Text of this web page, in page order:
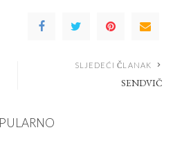
SLJEDEĆI ČLANAK
SENDVIČ